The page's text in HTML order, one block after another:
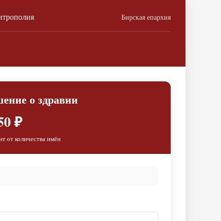
Бирская епархия
о здравии
₽
от количества имён